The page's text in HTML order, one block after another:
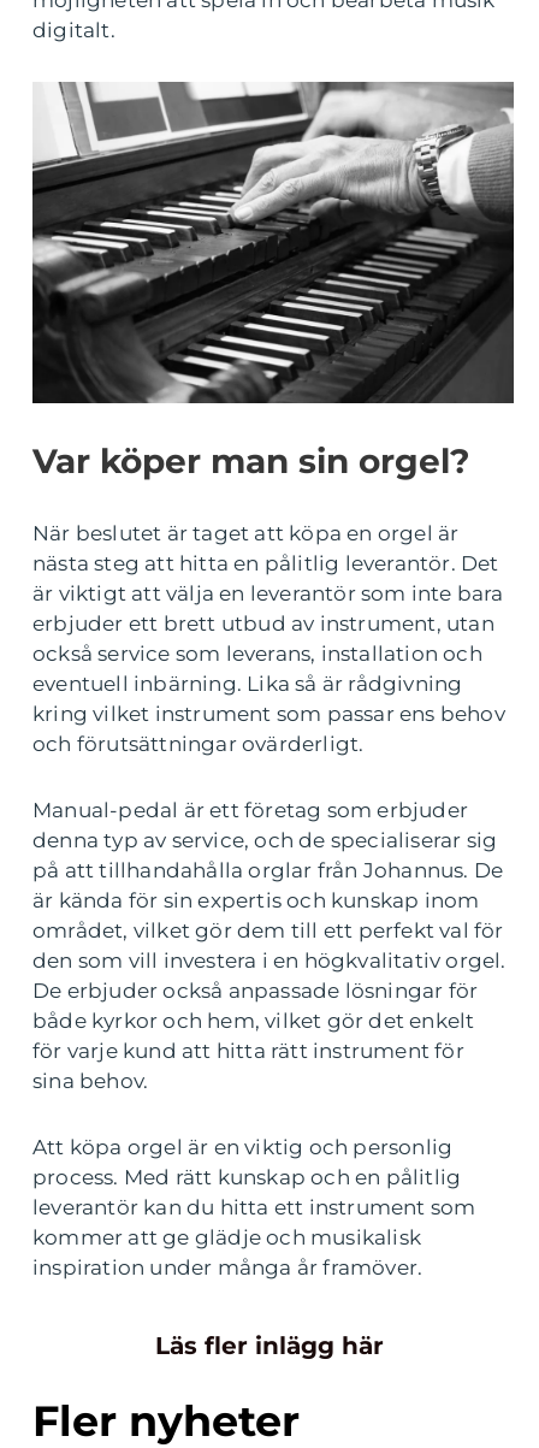
digitalt.
Var köper man sin orgel?
När beslutet är taget att köpa en orgel är
nästa steg att hitta en pålitlig leverantör. Det
är viktigt att välja en leverantör som inte bara
erbjuder ett brett utbud av instrument, utan
också service som leverans, installation och
eventuell inbärning. Lika så är rådgivning
kring vilket instrument som passar ens behov
och förutsättningar ovärderligt.
Manual-pedal är ett företag som erbjuder
denna typ av service, och de specialiserar sig
på att tillhandahålla orglar från Johannus. De
är kända för sin expertis och kunskap inom
området, vilket gör dem till ett perfekt val för
den som vill investera i en högkvalitativ orgel.
De erbjuder också anpassade lösningar för
både kyrkor och hem, vilket gör det enkelt
för varje kund att hitta rätt instrument för
sina behov.
Att köpa orgel är en viktig och personlig
process. Med rätt kunskap och en pålitlig
leverantör kan du hitta ett instrument som
kommer att ge glädje och musikalisk
inspiration under många år framöver.
Läs fler inlägg här
Fler nyheter